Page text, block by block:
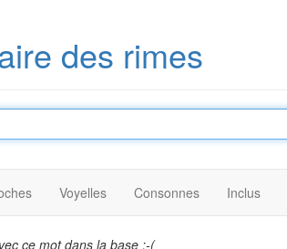
des rimes
Voyelles Consonnes Inclus
ce mot dans la base :-(